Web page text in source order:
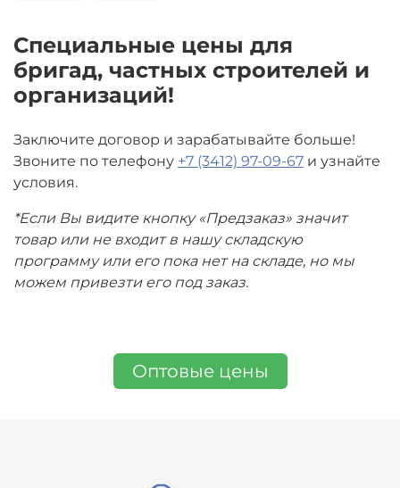
Специальные цены для
бригад, частных строителей и
организаций!
Заключите договор и зарабатывайте больше!
Звоните по телефону +7 (3412) 97-09-67 и узнайте
условия.
*Если Вы видите кнопку «Предзаказ» значит
товар или не входит в нашу складскую
программу или его пока нет на складе, но мы
можем привезти его под заказ.
Оптовые цены